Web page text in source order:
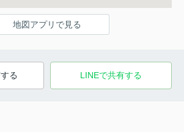
地図アプリで見る
る LINEで共有する